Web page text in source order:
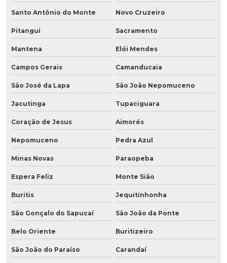
Santo Antônio do Monte Novo Cruzeiro
Pitangui Sacramento
Mantena Elói Mendes
Campos Gerais Camanducaia
São José da Lapa São João Nepomuceno
Jacutinga Tupaciguara
Coração de Jesus Aimorés
Nepomuceno Pedra Azul
Minas Novas Paraopeba
Espera Feliz Monte Sião
Buritis Jequitinhonha
São Gonçalo do Sapucaí São João da Ponte
Belo Oriente Buritizeiro
São João do Paraíso Carandaí